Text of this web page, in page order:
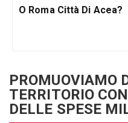
Precedente:
O Roma Città Di Acea?
PROMUOVIAMO
TERRITORIO
DELLE SPESE